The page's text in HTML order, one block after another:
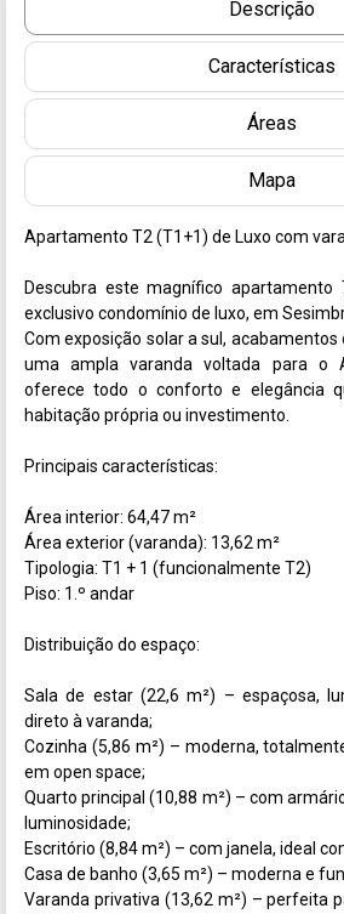
Descrição
Características
Áreas
Mapa
Apartamento T2 (T1+1) de Luxo com
Descubra este magnífico apartamento
exclusivo condomínio de luxo, em
Com exposição solar a sul, acabamentos
uma ampla varanda voltada para o
oferece todo o conforto e elegância
habitação própria ou investimento.
Principais características:
Área interior: 64,47 m²
Área exterior (varanda): 13,62 m²
Tipologia: T1 + 1 (funcionalmente T2)
Piso: 1.º andar
Distribuição do espaço:
Sala de estar (22,6 m²) – espaçosa,
direto à varanda;
Cozinha (5,86 m²) – moderna,
em open space;
Quarto principal (10,88 m²) – com
luminosidade;
Escritório (8,84 m²) – com janela, ideal
Casa de banho (3,65 m²) – moderna e
Varanda privativa (13,62 m²) – perfeita